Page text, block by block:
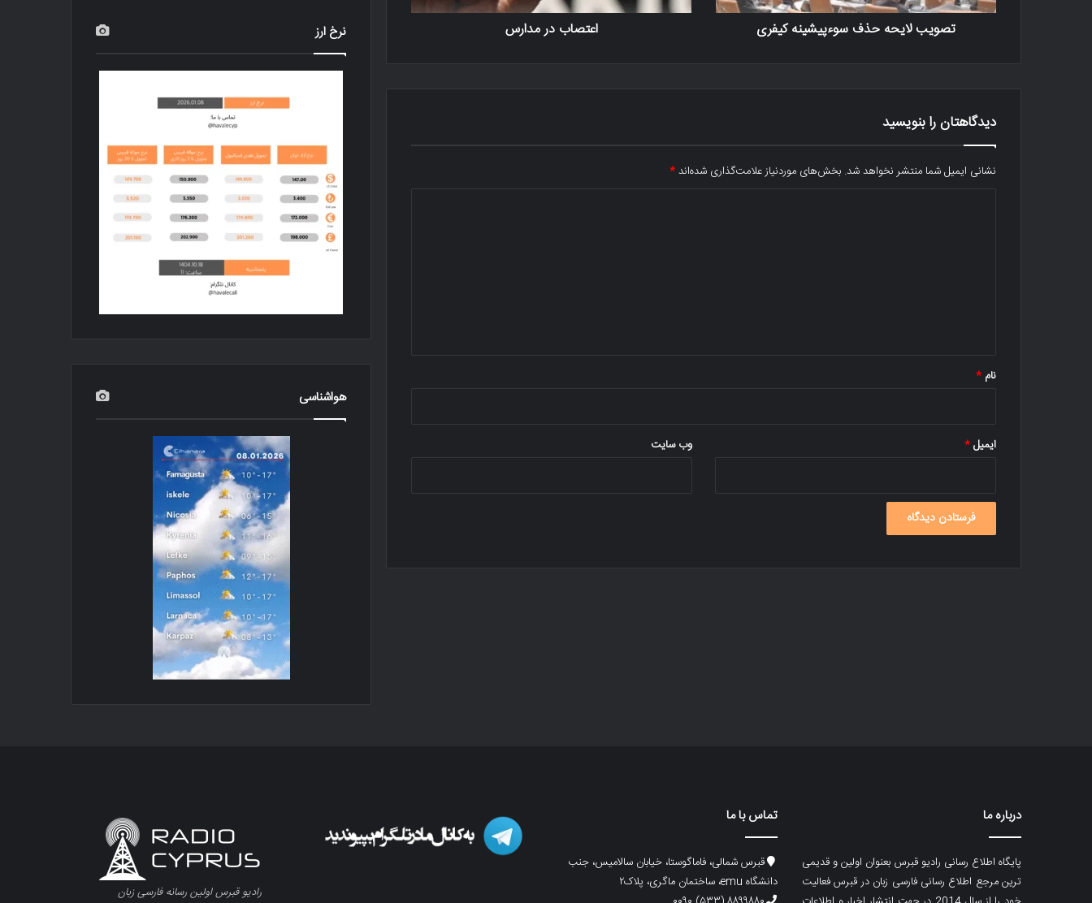
تصویب لایحه حذف سوءپیشینه کیفری اعتصاب در مدارس
دیدگاهتان را بنویسید
نشانی ایمیل شما منتشر نخواهد شد. بخش‌های موردنیاز علامت‌گذاری شده‌اند*
نام *
ایمیل* وب‌ سایت
نرخ ارز
هواشناسی
درباره ما
پایگاه اطلاع رسانی رادیو قبرس بعنوان اولین و قدیمی
ترین مرجع اطلاع رسانی فارسی زبان در قبرس فعالیت
تماس با ما
قبرس شمالی، فاماگوستا، خیابان سالامیس، جنب
دانشگاه emu، ساختمان ماگری، پلاک۲
رادیو قبرس اولین رسانه فارسی زبان